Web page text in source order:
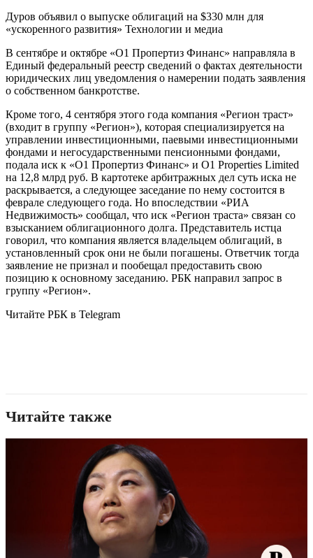
Дуров объявил о выпуске облигаций на $330 млн для
«ускоренного развития» Технологии и медиа
В сентябре и октябре «О1 Пропертиз Финанс» направляла в
Единый федеральный реестр сведений о фактах деятельности
юридических лиц уведомления о намерении подать заявления
о собственном банкротстве.
Кроме того, 4 сентября этого года компания «Регион траст»
(входит в группу «Регион»), которая специализируется на
управлении инвестиционными, паевыми инвестиционными
фондами и негосударственными пенсионными фондами,
подала иск к «О1 Пропертиз Финанс» и O1 Properties Limited
на 12,8 млрд руб. В картотеке арбитражных дел суть иска не
раскрывается, а следующее заседание по нему состоится в
феврале следующего года. Но впоследствии «РИА
Недвижимость» сообщал, что иск «Регион траста» связан со
взысканием облигационного долга. Представитель истца
говорил, что компания является владельцем облигаций, в
установленный срок они не были погашены. Ответчик тогда
заявление не признал и пообещал предоставить свою
позицию к основному заседанию. РБК направил запрос в
группу «Регион».
Читайте РБК в Telegram
Читайте также